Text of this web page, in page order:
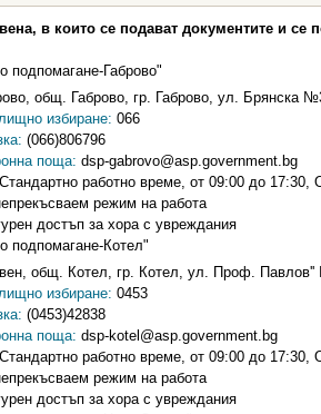
в които се подават документите и се
подпомагане-Габрово"
общ. Габрово, гр. Габрово, ул. Брянска
избиране: 066
(066)806796
поща: dsp-gabrovo@asp.government.bg
Стандартно работно време, от 09:00 до
режим на работа
достъп за хора с увреждания
подпомагане-Котел"
общ. Котел, гр. Котел, ул. Проф.
избиране: 0453
(0453)42838
поща: dsp-kotel@asp.government.bg
Стандартно работно време, от 09:00 до
режим на работа
достъп за хора с увреждания